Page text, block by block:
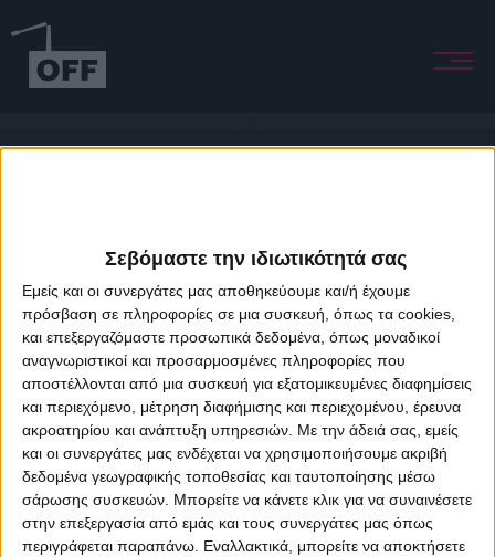
Σεβόμαστε την ιδιωτικότητά σας
Εμείς και οι συνεργάτες μας αποθηκεύουμε και/ή έχουμε
πρόσβαση σε πληροφορίες σε μια συσκευή, όπως τα cookies,
και επεξεργαζόμαστε προσωπικά δεδομένα, όπως μοναδικοί
αναγνωριστικοί και προσαρμοσμένες πληροφορίες που
αποστέλλονται από μια συσκευή για εξατομικευμένες διαφημίσεις
και περιεχόμενο, μέτρηση διαφήμισης και περιεχομένου, έρευνα
ακροατηρίου και ανάπτυξη υπηρεσιών. Με την άδειά σας, εμείς
και οι συνεργάτες μας ενδέχεται να χρησιμοποιήσουμε ακριβή
δεδομένα γεωγραφικής τοποθεσίας και ταυτοποίησης μέσω
σάρωσης συσκευών. Μπορείτε να κάνετε κλικ για να συναινέσετε
στην επεξεργασία από εμάς και τους συνεργάτες μας όπως
περιγράφεται παραπάνω. Εναλλακτικά, μπορείτε να αποκτήσετε
About Offradio Business Class Terms & Conditions
Privacy Policy
Designed & developed byporcupine colors&Fotis Alexandrou